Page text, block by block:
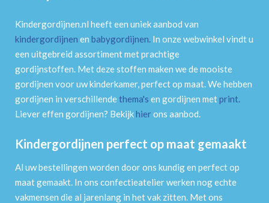
Kindergordijnen.nl heeft een uniek aanbod van
kindergordijnen en babygordijnen. In onze webwinkel vindt u
een uitgebreid assortiment met prachtige
gordijnstoffen. Met deze stoffen maken we de mooiste
gordijnen voor uw kinderkamer, perfect op maat. We hebben
gordijnen in verschillendethema's en gordijnen metprint.
Liever effen gordijnen? Bekijkhierons aanbod.
Kindergordijnen perfect op maat gemaakt
Al uw bestellingen worden door ons kundig en perfect op
maat gemaakt. In ons confectieatelier werken nog echte
vakmensen die al jarenlang in het vak zitten. Met ons